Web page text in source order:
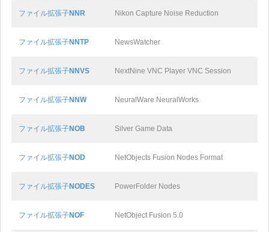
ファイル拡張子NNR Nikon Capture Noise Reduction
ファイル拡張子NNTP NewsWatcher
ファイル拡張子NNVS NextNine VNC Player VNC Session
ファイル拡張子NNW NeuralWare NeuralWorks
ファイル拡張子NOB Silver Game Data
ファイル拡張子NOD NetObjects Fusion Nodes Format
ファイル拡張子NODES PowerFolder Nodes
ファイル拡張子NOF NetObject Fusion 5.0